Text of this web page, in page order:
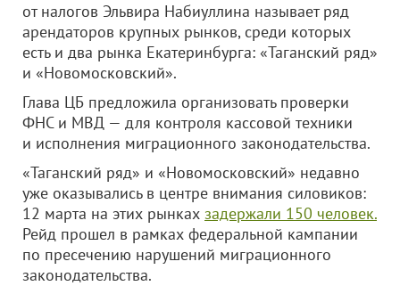
от налогов Эльвира Набиуллина называет ряд
арендаторов крупных рынков, среди которых
есть и два рынка Екатеринбурга: «Таганский ряд»
и «Новомосковский».
Глава ЦБ предложила организовать проверки
ФНС и МВД — для контроля кассовой техники
и исполнения миграционного законодательства.
«Таганский ряд» и «Новомосковский» недавно
уже оказывались в центре внимания силовиков:
12 марта на этих рынках задержали 150 человек.
Рейд прошел в рамках федеральной кампании
по пресечению нарушений миграционного
законодательства.